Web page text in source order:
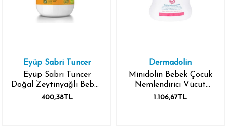
Eyüp Sabri Tuncer
Eyüp Sabri Tuncer
Doğal Zeytinyağlı Bebek
Losyonu 280 ml
400,38TL
Dermadolin
Minidolin Bebek Çocuk
Nemlendirici Vücut
Losyonu 250ml
1.106,67TL